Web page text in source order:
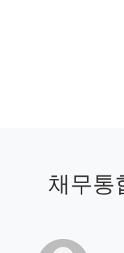
채무통